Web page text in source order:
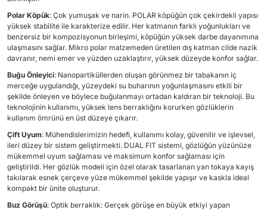
Polar Köpük: Çok yumuşak ve narin. POLAR köpüğün çok çekirdekli yapısı
yüksek stabilite ile karakterize edilir. Her katmanın farklı yoğunlukları ve
benzersiz bir kompozisyonun birleşimi, köpüğün yüksek darbe dayanımına
ulaşmasını sağlar. Mikro polar malzemeden üretilen dış katman cilde nazik
davranır, nemi emer ve yüzden uzaklaştırır, yüksek düzeyde konfor sağlar.
Buğu Önleyici: Nanopartiküllerden oluşan görünmez bir tabakanın iç
merceğe uygulandığı, yüzeydeki su buharının yoğunlaşmasını etkili bir
şekilde önleyen ve böylece buğulanmayı ortadan kaldıran bir teknoloji. Bu
teknolojinin kullanımı, yüksek lens berraklığını korurken gözlüklerin
kullanım ömrünü en üst düzeye çıkarır.
Çift Uyum: Mühendislerimizin hedefi, kullanımı kolay, güvenilir ve işlevsel,
ileri düzey bir sistem geliştirmekti. DUAL FIT sistemi, gözlüğün yüzünüze
mükemmel uyum sağlaması ve maksimum konfor sağlaması için
geliştirildi. Her gözlük modeli için özel olarak tasarlanan yan tokaya kayış
takılarak esnek çerçeve yüze mükemmel şekilde yapışır ve kaskla ideal
kompakt bir ünite oluşturur.
Buz Görüşü: Optik berraklık: Gerçek görüşe en büyük etkiyi yapan